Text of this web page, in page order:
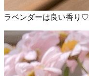
ラベンダーは良い香り♡